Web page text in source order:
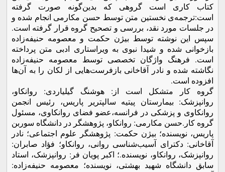
کتاب کاری است گروهی که بدین‌گونه صورت گرفته
است:ترجمه‌ی نخستین متن توسط حسن مکارمی انجام شده و
در جلسات مورد نقد، بررسی و تصحیح گروه قرار گرفته است.
سپس این نوشته توسط بیژن حکمت و معصومه حنیفه‌زاده
بازخوانی شده و شیدا نبوی به ویراستاری ادبی متن پرداخته‌
است. فرهنگ واژگان تخصصی توسط معصومه حنیفه‌زاده
نگاشته شده و نادر آقاخانی بازفرست‌هایی از لکان را به آن‌ها
افزوده ‌است.
گروه کار متشکل است از: هوشنگ گیلیاردی: روانکاو،
روانپزشک: بیمارستان پیتیه سالپتریر پاریس، رئیس انجمن
روانکاوی و پزشکی در فرانسه،عضو فضای روانکاوی، مسئول
گروه کار.حسن مکارمی: روانكاو، پژوهشگر در دانشگاه سوربن
پاریس، نویسنده؛ بیژن حکمت: پژوهشگر علوم اجتماعی؛ نادر
آقاخانی: دکترای آسیب‌شناسی روانی، روانکاو؛ فؤاد صابران:
روانپزشک، روانكاو، نویسنده.؛ اکبر پویان فر: روانپزشک، استاد
سابق دانشگاه شهید بهشتی، نویسنده؛ معصومه حنیفه‌زاده: